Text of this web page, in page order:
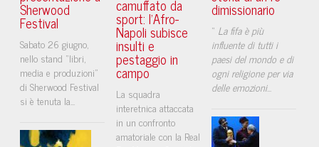
Sherwood
Festival
Sabato 26 giugno,
nello stand “libri,
media e produzioni”
di Sherwood Festival
si è tenuta la...
camuffato da
sport: l’Afro-
Napoli subisce
insulti e
pestaggio in
campo
La squadra
interetnica attaccata
in un confronto
amatoriale con la Real
dimissionario
“ La fifa è più
influente di tutti i
paesi del mondo e di
ogni religione per via
delle emozioni...